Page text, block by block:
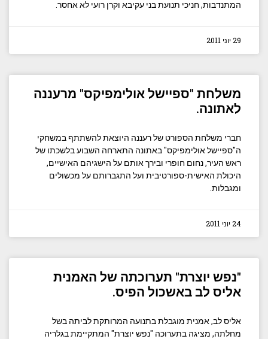
המתנדבות, חניכי תנועת בני עקיבא וקרן רועי לא אחסר.
29 יוני 2011
משלחת "ספיישל אולימפיקס" מרעננה
לאתונה.
חברי משלחת הספורט של רעננה היוצאת להשתתף במשחקי
ה"ספיישל אולימפיקס" באתונה התארחה השבוע בלשכתו של
ראש העיר, נחום חופרי ובירך אותם על הישגיהם האישיים,
היכולת האישית-ספורטיבית ועל התגברותם על מכשולים
ומגבלות.
24 יוני 2011
"נפש יוצרת" תערוכתה של האמנית
אליס לב באשכול הפיס.
אליס לב, אמנית מוגבלת בתנועה המרותקת לביתה בשל
מחלתה, מציגה בתערוכה "נפש יוצרת" המתקיימת בגלריה